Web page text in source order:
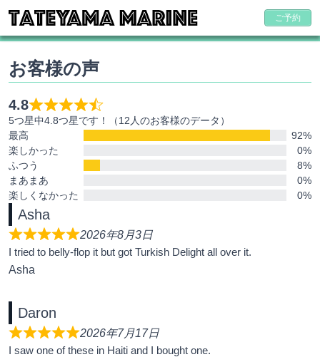
ご予約
お客様の声
4.8
5つ星中4.8つ星です！（12人のお客様のデータ）
最高
92%
楽しかった
0%
ふつう
8%
まあまあ
0%
楽しくなかった
0%
Asha
2026年8月3日
I tried to belly-flop it but got Turkish Delight all over it.
Asha
Daron
2026年7月17日
I saw one of these in Haiti and I bought one.